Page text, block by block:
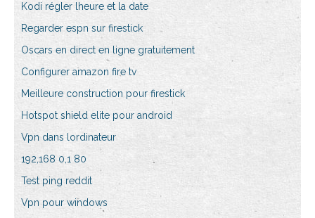
Kodi régler lheure et la date
Regarder espn sur firestick
Oscars en direct en ligne gratuitement
Configurer amazon fire tv
Meilleure construction pour firestick
Hotspot shield elite pour android
Vpn dans lordinateur
192,168 0,1 80
Test ping reddit
Vpn pour windows